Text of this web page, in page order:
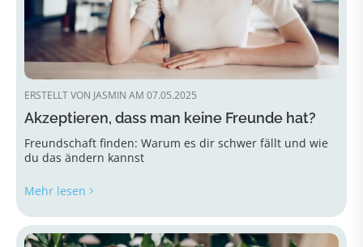
ERSTELLT VON JASMIN AM 07.05.2025
Akzeptieren, dass man keine Freunde hat?
Freundschaft finden: Warum es dir schwer fällt und wie
du das ändern kannst
Mehr lesen